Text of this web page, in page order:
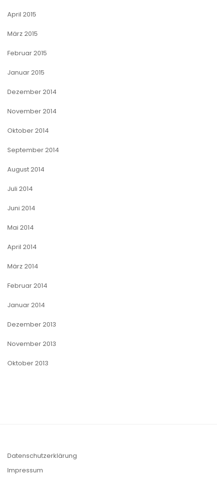
April 2015
März 2015
Februar 2015
Januar 2015
Dezember 2014
November 2014
Oktober 2014
September 2014
August 2014
Juli 2014
Juni 2014
Mai 2014
April 2014
März 2014
Februar 2014
Januar 2014
Dezember 2013
November 2013
Oktober 2013
Datenschutzerklärung
Impressum